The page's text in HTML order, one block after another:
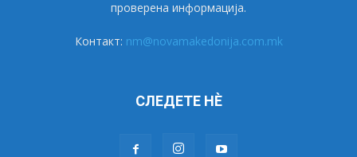
проверена информација.
Контакт: nm@novamakedonija.com.mk
СЛЕДЕТЕ НÈ